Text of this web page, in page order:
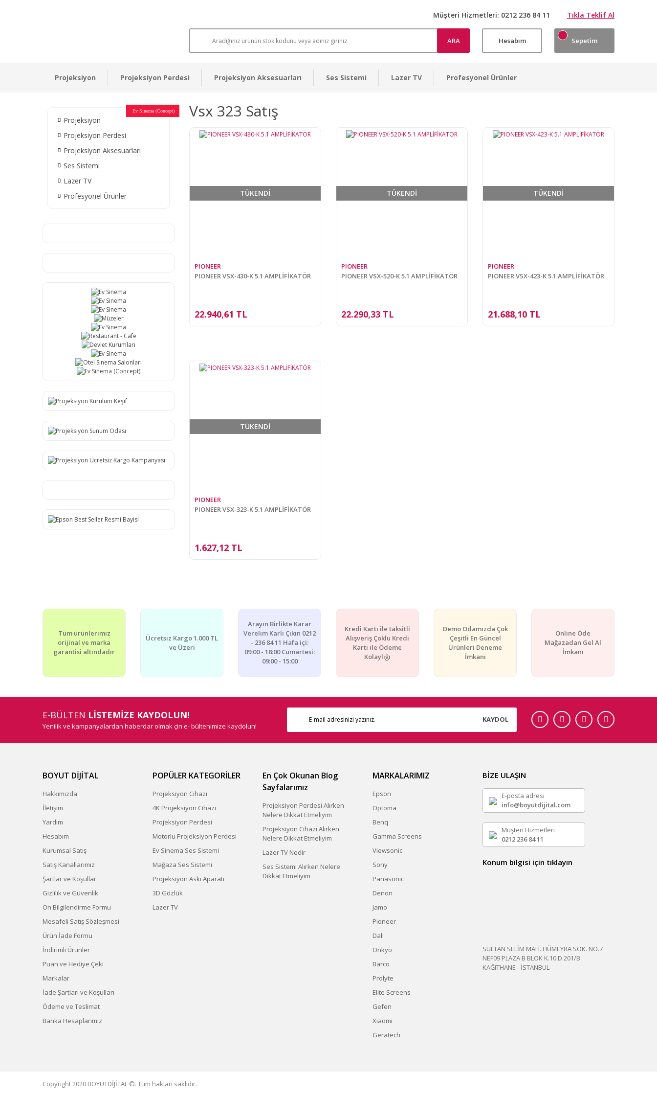
Müşteri Hizmetleri: 0212 236 84 11 Tıkla Teklif Al
ARA Hesabım Sepetim
Projeksiyon Projeksiyon Perdesi Projeksiyon Aksesuarları Ses Sistemi Lazer TV Profesyonel Ürünler
Projeksiyon
Projeksiyon Perdesi
Projeksiyon Aksesuarları
Ses Sistemi
Lazer TV
Profesyonel Ürünler
Ev Sinema
Ev Sinema
Ev Sinema
Müzeler
Ev Sinema
Restaurant - Cafe
Devlet Kurumları
Ev Sinema
Otel Sinema Salonları
Ev Sinema (Concept) Vsx 323 Satış
TÜKENDİ
PIONEER
PIONEER VSX-430-K 5.1 AMPLİFİKATÖR
22.940,61 TL
TÜKENDİ
PIONEER
PIONEER VSX-520-K 5.1 AMPLİFİKATÖR
22.290,33 TL
TÜKENDİ
PIONEER
PIONEER VSX-423-K 5.1 AMPLİFİKATÖR
21.688,10 TL
TÜKENDİ
PIONEER
PIONEER VSX-323-K 5.1 AMPLİFİKATÖR
1.627,12 TL
Tüm ürünlerimiz
orijinal ve marka
garantisi altındadır
Ücretsiz Kargo 1.000 TL
ve Üzeri
Arayın Birlikte Karar
Verelim Karlı Çıkın 0212
- 236 84 11 Hafa içi:
09:00 - 18:00 Cumartesi:
09:00 - 15:00
Kredi Kartı ile taksitli
Alışveriş Çoklu Kredi
Kartı ile Ödeme
Kolaylığı
Demo Odamızda Çok
Çeşitli En Güncel
Ürünleri Deneme
İmkanı
Online Öde
Mağazadan Gel Al
İmkanı
E-BÜLTEN LİSTEMİZE KAYDOLUN!
Yenilik ve kampanyalardan haberdar olmak çin e- bültenimize kaydolun!
KAYDOL
BOYUT DİJİTAL
Hakkımızda
İletişim
Yardım
Hesabım
Kurumsal Satış
Satış Kanallarımız
Şartlar ve Koşullar
Gizlilik ve Güvenlik
Ön Bilgilendirme Formu
Mesafeli Satış Sözleşmesi
Ürün İade Formu
İndirimli Ürünler
Puan ve Hediye Çeki
Markalar
İade Şartları ve Koşulları
Ödeme ve Teslimat
Banka Hesaplarımız
POPÜLER KATEGORİLER
Projeksiyon Cihazı
4K Projeksiyon Cihazı
Projeksiyon Perdesi
Motorlu Projeksiyon Perdesi
Ev Sinema Ses Sistemi
Mağaza Ses Sistemi
Projeksiyon Askı Aparatı
3D Gözlük
Lazer TV
En Çok Okunan Blog
Sayfalarımız
Projeksiyon Perdesi Alırken
Nelere Dikkat Etmeliyim
Projeksiyon Cihazı Alırken
Nelere Dikkat Etmeliyim
Lazer TV Nedir
Ses Sistemi Alırken Nelere
Dikkat Etmeliyim
MARKALARIMIZ
Epson
Optoma
Benq
Gamma Screens
Viewsonic
Sony
Panasonic
Denon
Jamo
Pioneer
Dali
Onkyo
Barco
Prolyte
Elite Screens
Gefen
Xiaomi
Geratech
BİZE ULAŞIN
E-posta adresi
info@boyutdijital.com
Müşteri Hizmetleri
0212 236 84 11
Konum bilgisi için tıklayın
SULTAN SELİM MAH. HÜMEYRA SOK. NO.7
NEF09 PLAZA B BLOK K.10 D.201/B
KAĞITHANE - İSTANBUL
Copyright 2020 BOYUTDİJİTAL ©. Tüm hakları saklıdır.